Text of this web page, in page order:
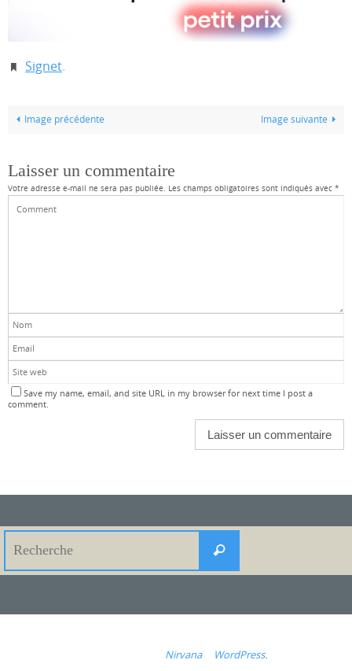
Signet.
Image précédente Image suivante
Laisser un commentaire
Votre adresse e-mail ne sera pas publiée. Les champs obligatoires sont indiqués avec *
Save my name, email, and site URL in my browser for next time I post a
comment.
Recherche
Nirvana& WordPress.